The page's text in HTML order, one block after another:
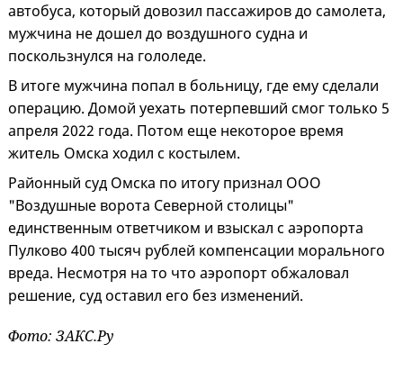
автобуса, который довозил пассажиров до самолета,
мужчина не дошел до воздушного судна и
поскользнулся на гололеде.
В итоге мужчина попал в больницу, где ему сделали
операцию. Домой уехать потерпевший смог только 5
апреля 2022 года. Потом еще некоторое время
житель Омска ходил с костылем.
Районный суд Омска по итогу признал ООО
"Воздушные ворота Северной столицы"
единственным ответчиком и взыскал с аэропорта
Пулково 400 тысяч рублей компенсации морального
вреда. Несмотря на то что аэропорт обжаловал
решение, суд оставил его без изменений.
Фото: ЗАКС.Ру